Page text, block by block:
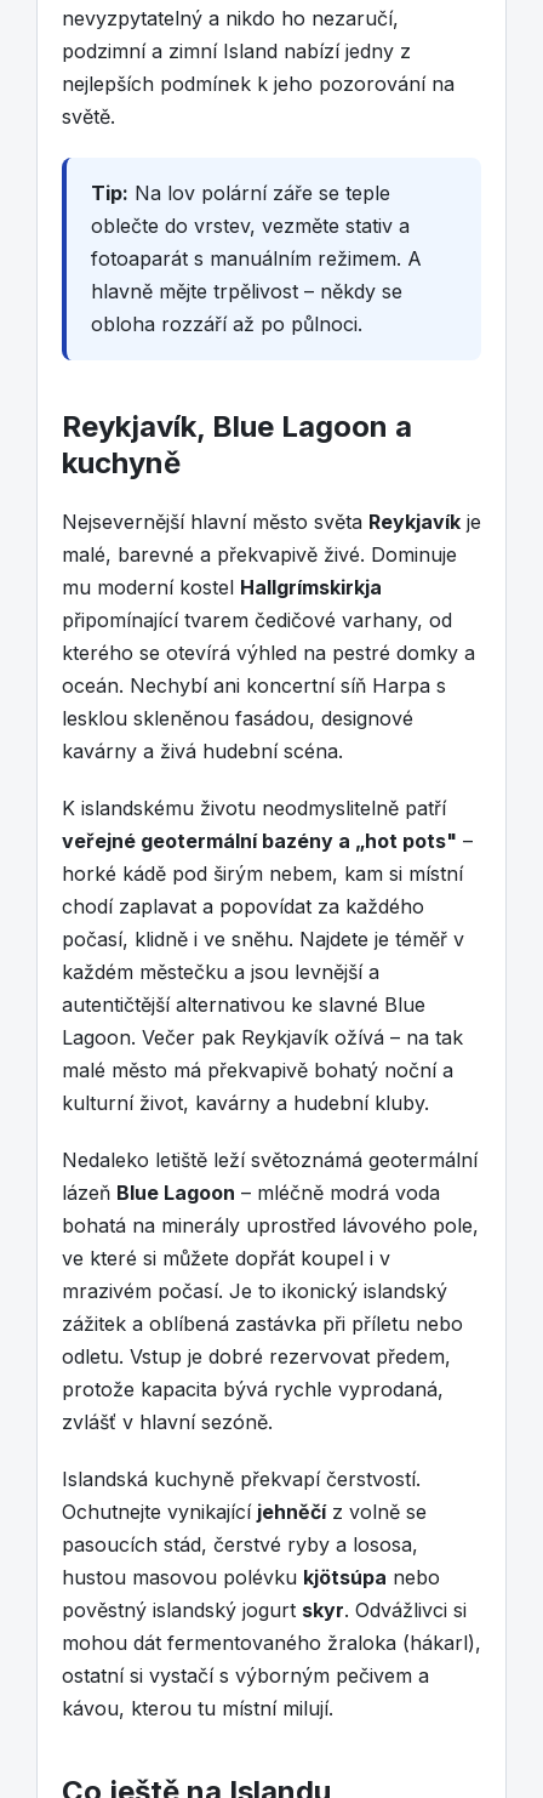
nevyzpytatelný a nikdo ho nezaručí,
podzimní a zimní Island nabízí jedny z
nejlepších podmínek k jeho pozorování na
světě.
Tip: Na lov polární záře se teple
oblečte do vrstev, vezměte stativ a
fotoaparát s manuálním režimem. A
hlavně mějte trpělivost – někdy se
obloha rozzáří až po půlnoci.
Reykjavík, Blue Lagoon a
kuchyně
Nejsevernější hlavní město světa Reykjavík je
malé, barevné a překvapivě živé. Dominuje
mu moderní kostel Hallgrímskirkja
připomínající tvarem čedičové varhany, od
kterého se otevírá výhled na pestré domky a
oceán. Nechybí ani koncertní síň Harpa s
lesklou skleněnou fasádou, designové
kavárny a živá hudební scéna.
K islandskému životu neodmyslitelně patří
veřejné geotermální bazény a „hot pots" –
horké kádě pod širým nebem, kam si místní
chodí zaplavat a popovídat za každého
počasí, klidně i ve sněhu. Najdete je téměř v
každém městečku a jsou levnější a
autentičtější alternativou ke slavné Blue
Lagoon. Večer pak Reykjavík ožívá – na tak
malé město má překvapivě bohatý noční a
kulturní život, kavárny a hudební kluby.
Nedaleko letiště leží světoznámá geotermální
lázeň Blue Lagoon – mléčně modrá voda
bohatá na minerály uprostřed lávového pole,
ve které si můžete dopřát koupel i v
mrazivém počasí. Je to ikonický islandský
zážitek a oblíbená zastávka při příletu nebo
odletu. Vstup je dobré rezervovat předem,
protože kapacita bývá rychle vyprodaná,
zvlášť v hlavní sezóně.
Islandská kuchyně překvapí čerstvostí.
Ochutnejte vynikající jehněčíz volně se
pasoucích stád, čerstvé ryby a lososa,
hustou masovou polévku kjötsúpa nebo
pověstný islandský jogurt skyr. Odvážlivci si
mohou dát fermentovaného žraloka (hákarl),
ostatní si vystačí s výborným pečivem a
kávou, kterou tu místní milují.